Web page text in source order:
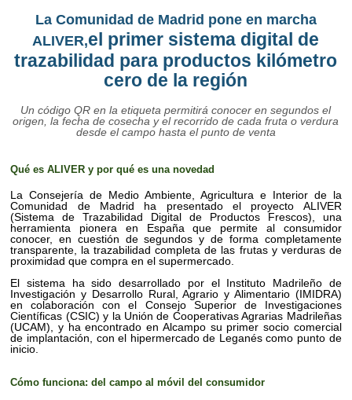
La Comunidad de Madrid pone en marcha
ALIVER,el primer sistema digital de
trazabilidad para productos kilómetro
cero de la región
Un código QR en la etiqueta permitirá conocer en segundos el
origen, la fecha de cosecha y el recorrido de cada fruta o verdura
desde el campo hasta el punto de venta
Qué es ALIVER y por qué es una novedad
La Consejería de Medio Ambiente, Agricultura e Interior de la
Comunidad de Madrid ha presentado el proyecto ALIVER
(Sistema de Trazabilidad Digital de Productos Frescos), una
herramienta pionera en España que permite al consumidor
conocer, en cuestión de segundos y de forma completamente
transparente, la trazabilidad completa de las frutas y verduras de
proximidad que compra en el supermercado.
El sistema ha sido desarrollado por el Instituto Madrileño de
Investigación y Desarrollo Rural, Agrario y Alimentario (IMIDRA)
en colaboración con el Consejo Superior de Investigaciones
Científicas (CSIC) y la Unión de Cooperativas Agrarias Madrileñas
(UCAM), y ha encontrado en Alcampo su primer socio comercial
de implantación, con el hipermercado de Leganés como punto de
inicio.
Cómo funciona: del campo al móvil del consumidor